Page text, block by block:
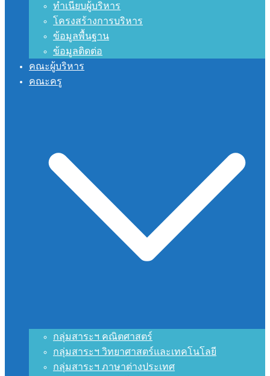
ทำเนียบผู้บริหาร
โครงสร้างการบริหาร
ข้อมูลพื้นฐาน
ข้อมูลติดต่อ
คณะผู้บริหาร
คณะครู
กลุ่มสาระฯ คณิตศาสตร์
กลุ่มสาระฯ วิทยาศาสตร์และเทคโนโลยี
กลุ่มสาระฯ ภาษาต่างประเทศ